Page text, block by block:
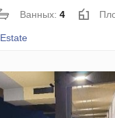
Ванных:4